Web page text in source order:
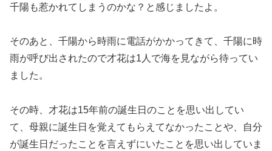
千陽も惹かれてしまうのかな？と感じましたよ。
そのあと、千陽から時雨に電話がかかってきて、千陽に時
雨が呼び出されたので才花は1人で海を見ながら待ってい
ました。
その時、才花は15年前の誕生日のことを思い出してい
て、母親に誕生日を覚えてもらえてなかったことや、自分
が誕生日だったことを言えずにいたことを思い出していま